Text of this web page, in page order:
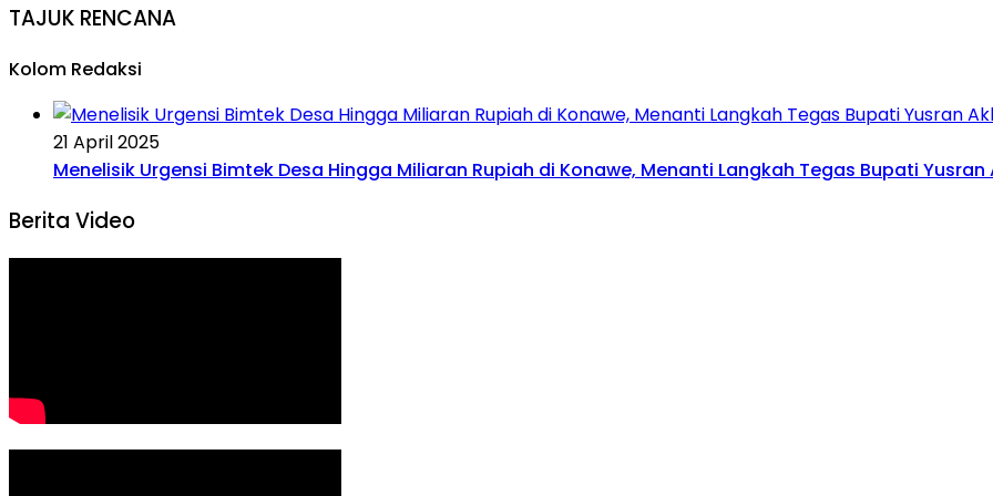
TAJUK RENCANA
Kolom Redaksi
21 April 2025
Menelisik Urgensi Bimtek Desa Hingga Miliaran Rupiah di Konawe, Menanti Langkah Tegas Bupati Yusran
Berita Video